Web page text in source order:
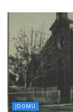
ĮDOMU